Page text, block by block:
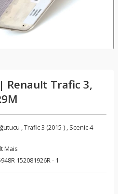
Renault Trafic 3,
,Trafic 3 (2015-) , Scenic 4
Mais
152081926R - 1